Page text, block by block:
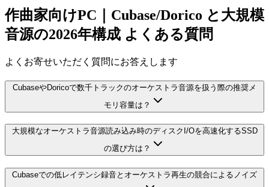
作曲家向けPC｜Cubase/Dorico と大規模
音源の2026年構成 よくある質問
よくお寄せいただく質問にお答えします
CubaseやDoricoで数千トラックのオーケストラ音源を扱う際の推奨メ
モリ容量は？
大規模なオーケストラ音源読み込み時のディスクI/Oを高速化するSSD
の選び方は？
Cubaseでの低レイテンシ録音とオーケストラ再生の競合によるノイズ